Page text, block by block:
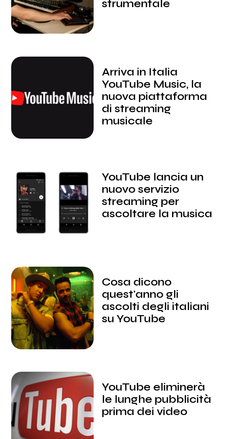
strumentale
Arriva in Italia
YouTube Music, la
nuova piattaforma
di streaming
musicale
YouTube lancia un
nuovo servizio
streaming per
ascoltare la musica
Cosa dicono
quest'anno gli
ascolti degli italiani
su YouTube
YouTube eliminerà
le lunghe pubblicità
prima dei video